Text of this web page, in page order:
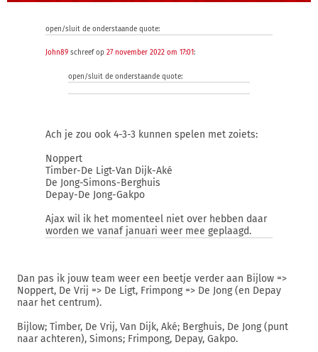
open/sluit de onderstaande quote:
John89 schreef op 27 november 2022 om 17:01:
open/sluit de onderstaande quote:
Ach je zou ook 4-3-3 kunnen spelen met zoiets:
Noppert
Timber-De Ligt-Van Dijk-Aké
De Jong-Simons-Berghuis
Depay-De Jong-Gakpo
Ajax wil ik het momenteel niet over hebben daar
worden we vanaf januari weer mee geplaagd.
Dan pas ik jouw team weer een beetje verder aan Bijlow =>
Noppert, De Vrij => De Ligt, Frimpong => De Jong (en Depay
naar het centrum).
Bijlow; Timber, De Vrij, Van Dijk, Aké; Berghuis, De Jong (punt
naar achteren), Simons; Frimpong, Depay, Gakpo.